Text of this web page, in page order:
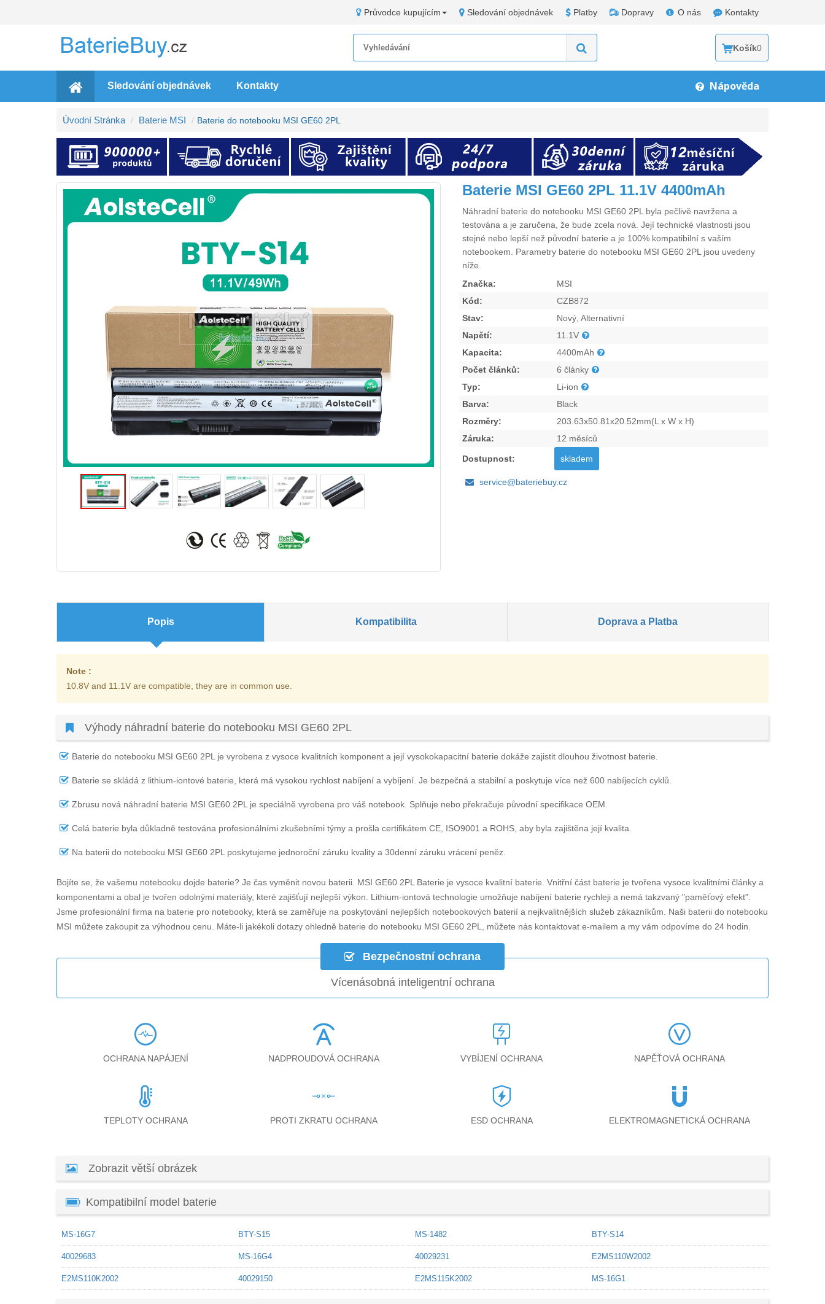
Průvodce kupujícím Sledování objednávek Platby Dopravy O nás Kontakty
Košík0
Sledování objednávek Kontakty Nápověda
Úvodní Stránka Baterie MSI Baterie do notebooku MSI GE60 2PL
Baterie MSI GE60 2PL 11.1V 4400mAh
Náhradní baterie do notebooku MSI GE60 2PL byla pečlivě navržena a
testována a je zaručena, že bude zcela nová. Její technické vlastnosti jsou
stejné nebo lepší než původní baterie a je 100% kompatibilní s vaším
notebookem. Parametry baterie do notebooku MSI GE60 2PL jsou uvedeny
níže.
Značka:
MSI
Kód:
CZB872
Stav:
Nový, Alternativní
Napětí:
11.1V
Kapacita:
4400mAh
Počet článků:
6 články
Typ:
Li-ion
Barva:
Black
Rozměry:
203.63x50.81x20.52mm(L x W x H)
Záruka:
12 měsíců
Dostupnost: skladem
service@bateriebuy.cz
Popis Kompatibilita Doprava a Platba
Note :
10.8V and 11.1V are compatible, they are in common use.
Výhody náhradní baterie do notebooku MSI GE60 2PL
Baterie do notebooku MSI GE60 2PL je vyrobena z vysoce kvalitních komponent a její vysokokapacitní baterie dokáže zajistit dlouhou životnost baterie.
Baterie se skládá z lithium-iontové baterie, která má vysokou rychlost nabíjení a vybíjení. Je bezpečná a stabilní a poskytuje více než 600 nabíjecích cyklů.
Zbrusu nová náhradní baterie MSI GE60 2PL je speciálně vyrobena pro váš notebook. Splňuje nebo překračuje původní specifikace OEM.
Celá baterie byla důkladně testována profesionálními zkušebními týmy a prošla certifikátem CE, ISO9001 a ROHS, aby byla zajištěna její kvalita.
Na baterii do notebooku MSI GE60 2PL poskytujeme jednoroční záruku kvality a 30denní záruku vrácení peněz.
Bojíte se, že vašemu notebooku dojde baterie? Je čas vyměnit novou baterii. MSI GE60 2PL Baterie je vysoce kvalitní baterie. Vnitřní část baterie je tvořena vysoce kvalitními články a
komponentami a obal je tvořen odolnými materiály, které zajišťují nejlepší výkon. Lithium-iontová technologie umožňuje nabíjení baterie rychleji a nemá takzvaný "paměťový efekt".
Jsme profesionální firma na baterie pro notebooky, která se zaměřuje na poskytování nejlepších notebookových baterií a nejkvalitnějších služeb zákazníkům. Naši baterii do notebooku
MSI můžete zakoupit za výhodnou cenu. Máte-li jakékoli dotazy ohledně baterie do notebooku MSI GE60 2PL , můžete nás kontaktovat e-mailem a my vám odpovíme do 24 hodin.
Bezpečnostní ochrana
Vícenásobná inteligentní ochrana
OCHRANA NAPÁJENÍ NADPROUDOVÁ OCHRANA VYBÍJENÍ OCHRANA NAPĚŤOVÁ OCHRANA
TEPLOTY OCHRANA PROTI ZKRATU OCHRANA ESD OCHRANA ELEKTROMAGNETICKÁ OCHRANA
Zobrazit větší obrázek
Kompatibilní model baterie
MS-16G7 BTY-S15 MS-1482 BTY-S14
40029683 MS-16G4 40029231 E2MS110W2002
E2MS110K2002 40029150 E2MS115K2002 MS-16G1